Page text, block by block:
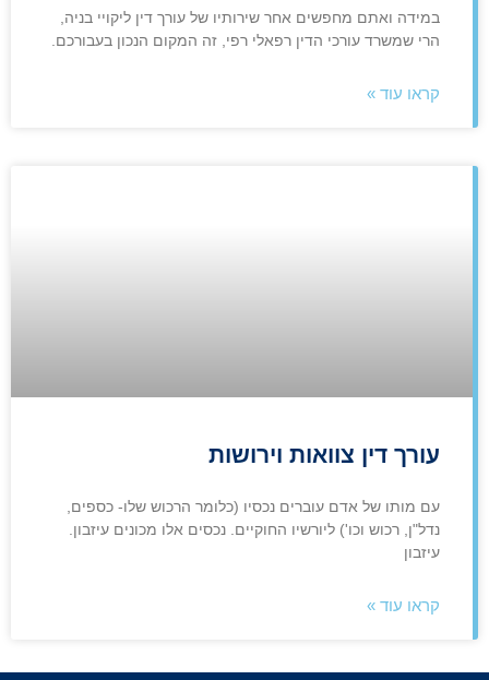
במידה ואתם מחפשים אחר שירותיו של עורך דין ליקויי בניה,
הרי שמשרד עורכי הדין רפאלי רפי, זה המקום הנכון בעבורכם.
קראו עוד »
עורך דין צוואות וירושות
עם מותו של אדם עוברים נכסיו (כלומר הרכוש שלו- כספים,
נדל"ן, רכוש וכו') ליורשיו החוקיים. נכסים אלו מכונים עיזבון.
עיזבון
קראו עוד »